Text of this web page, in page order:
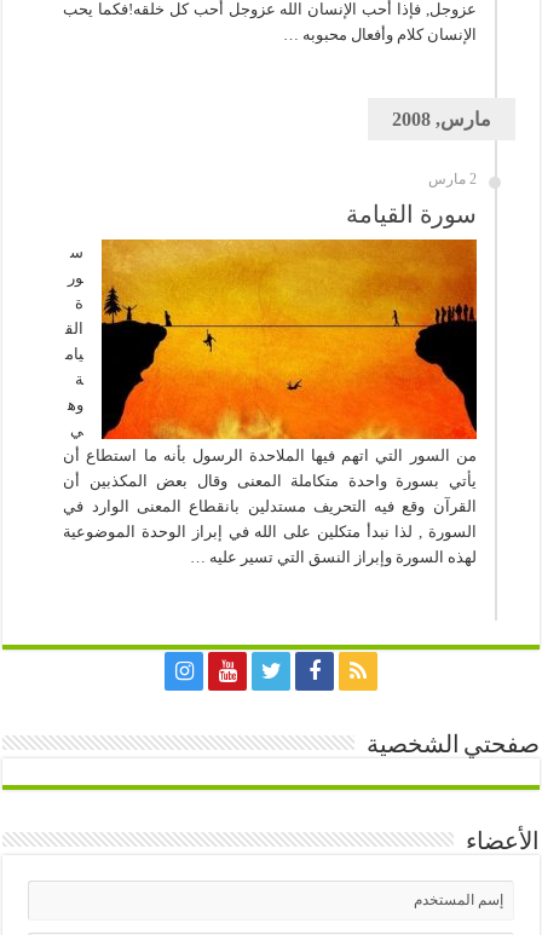
عزوجل, فإذا أحب الإنسان الله عزوجل أحب كل خلقه!فكما يحب
الإنسان كلام وأفعال محبوبه …
مارس, 2008
2 مارس
سورة القيامة
س
ور
ة
الق
يام
ة
وه
ي
من السور التي اتهم فيها الملاحدة الرسول بأنه ما استطاع أن
يأتي بسورة واحدة متكاملة المعنى وقال بعض المكذبين أن
القرآن وقع فيه التحريف مستدلين بانقطاع المعنى الوارد في
السورة , لذا نبدأ متكلين على الله في إبراز الوحدة الموضوعية
لهذه السورة وإبراز النسق التي تسير عليه …
صفحتي الشخصية
الأعضاء